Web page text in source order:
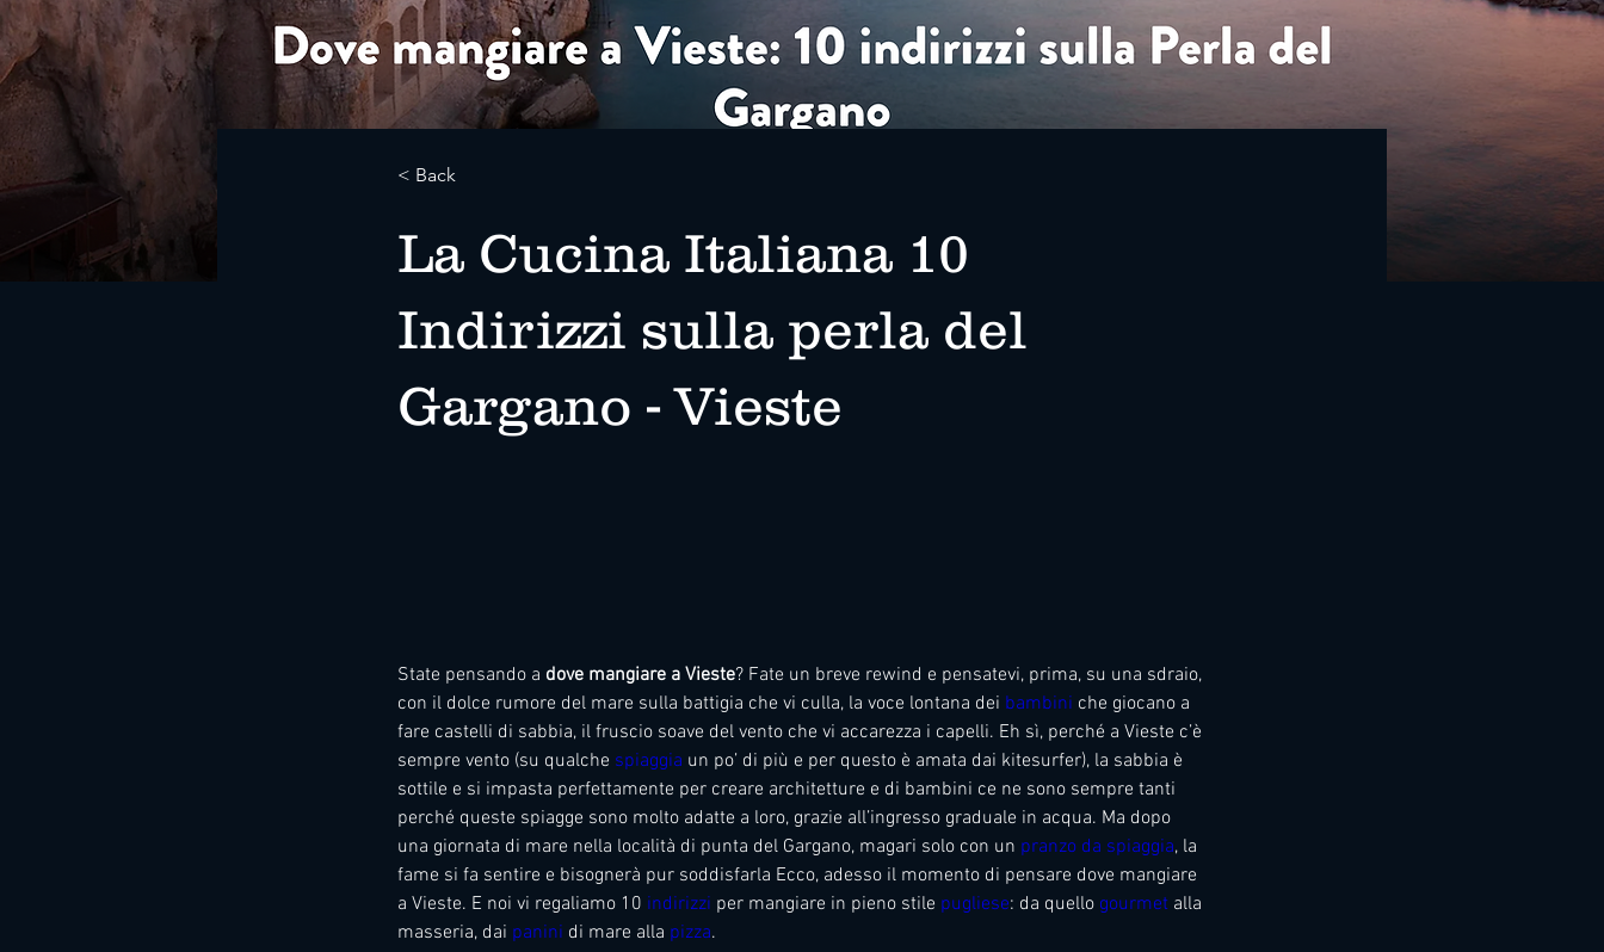
< Back
La Cucina Italiana 10
Indirizzi sulla perla del
Gargano - Vieste
State pensando a dove mangiare a Vieste? Fate un breve rewind e pensatevi, prima, su una sdraio,
con il dolce rumore del mare sulla battigia che vi culla, la voce lontana dei bambini che giocano a
fare castelli di sabbia, il fruscio soave del vento che vi accarezza i capelli. Eh sì, perché a Vieste c’è
sempre vento (su qualche spiaggia un po’ di più e per questo è amata dai kitesurfer), la sabbia è
sottile e si impasta perfettamente per creare architetture e di bambini ce ne sono sempre tanti
perché queste spiagge sono molto adatte a loro, grazie all’ingresso graduale in acqua. Ma dopo
una giornata di mare nella località di punta del Gargano, magari solo con un pranzo da spiaggia, la
fame si fa sentire e bisognerà pur soddisfarla Ecco, adesso il momento di pensare dove mangiare
a Vieste. E noi vi regaliamo 10 indirizzi per mangiare in pieno stile pugliese: da quello gourmet alla
masseria, dai panini di mare alla pizza.